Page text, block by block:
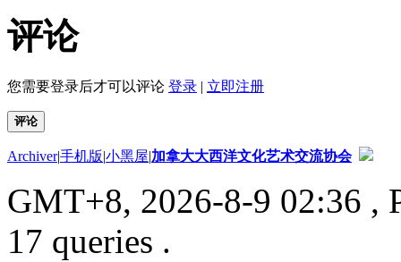
评论
您需要登录后才可以评论 登录 | 立即注册
评论
Archiver|手机版|小黑屋|加拿大大西洋文化艺术交流协会
GMT+8, 2026-8-9 02:36 ,
17 queries .